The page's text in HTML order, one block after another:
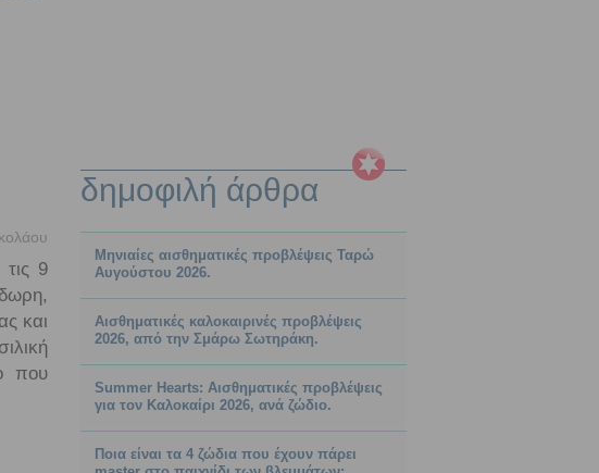
9
και
που
δημοφιλή άρθρα
Μηνιαίες αισθηματικές προβλέψεις Ταρώ
Αυγούστου 2026.
Αισθηματικές καλοκαιρινές προβλέψεις
2026, από την Σμάρω Σωτηράκη.
Summer Hearts: Αισθηματικές προβλέψεις
για τον Καλοκαίρι 2026, ανά ζώδιο.
Ποια είναι τα 4 ζώδια που έχουν πάρει